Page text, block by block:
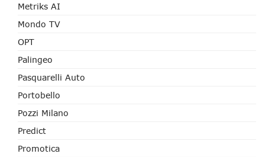
Metriks AI
Mondo TV
OPT
Palingeo
Pasquarelli Auto
Portobello
Pozzi Milano
Predict
Promotica